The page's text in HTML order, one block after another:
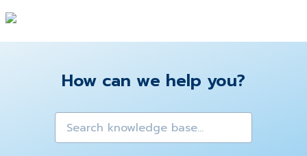
How can we help you?